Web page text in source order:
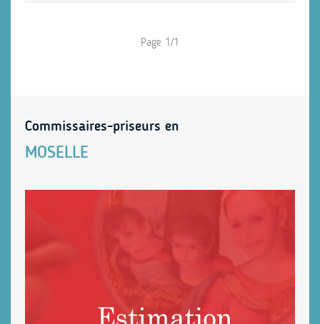
Page 1/1
Commissaires-priseurs en
MOSELLE